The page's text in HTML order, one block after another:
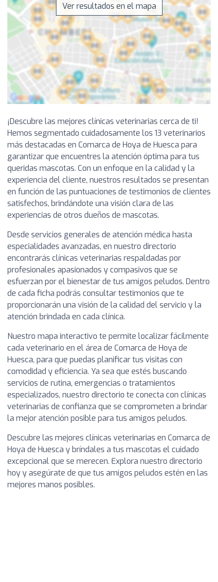
Ver resultados en el mapa
¡Descubre las mejores clínicas veterinarias cerca de ti!
Hemos segmentado cuidadosamente los 13 veterinarios
más destacadas en Comarca de Hoya de Huesca para
garantizar que encuentres la atención óptima para tus
queridas mascotas. Con un enfoque en la calidad y la
experiencia del cliente, nuestros resultados se presentan
en función de las puntuaciones de testimonios de clientes
satisfechos, brindándote una visión clara de las
experiencias de otros dueños de mascotas.
Desde servicios generales de atención médica hasta
especialidades avanzadas, en nuestro directorio
encontrarás clínicas veterinarias respaldadas por
profesionales apasionados y compasivos que se
esfuerzan por el bienestar de tus amigos peludos. Dentro
de cada ficha podrás consultar testimonios que te
proporcionarán una visión de la calidad del servicio y la
atención brindada en cada clínica.
Nuestro mapa interactivo te permite localizar fácilmente
cada veterinario en el área de Comarca de Hoya de
Huesca, para que puedas planificar tus visitas con
comodidad y eficiencia. Ya sea que estés buscando
servicios de rutina, emergencias o tratamientos
especializados, nuestro directorio te conecta con clínicas
veterinarias de confianza que se comprometen a brindar
la mejor atención posible para tus amigos peludos.
Descubre las mejores clínicas veterinarias en Comarca de
Hoya de Huesca y bríndales a tus mascotas el cuidado
excepcional que se merecen. Explora nuestro directorio
hoy y asegúrate de que tus amigos peludos estén en las
mejores manos posibles.